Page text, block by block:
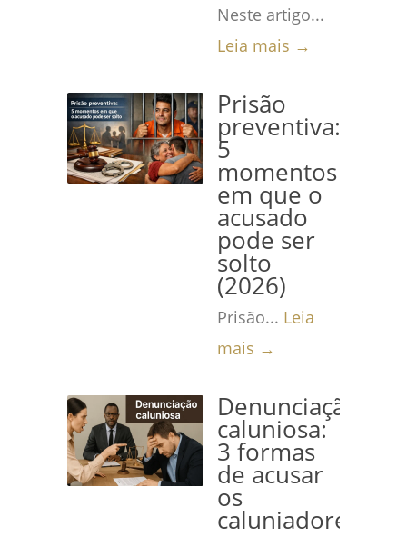
Neste artigo...
Leia mais →
Prisão
preventiva:
5
momentos
em que o
acusado
pode ser
solto
(2026)
Prisão... Leia
mais →
Denunciação
caluniosa:
3 formas
de acusar
os
caluniadores